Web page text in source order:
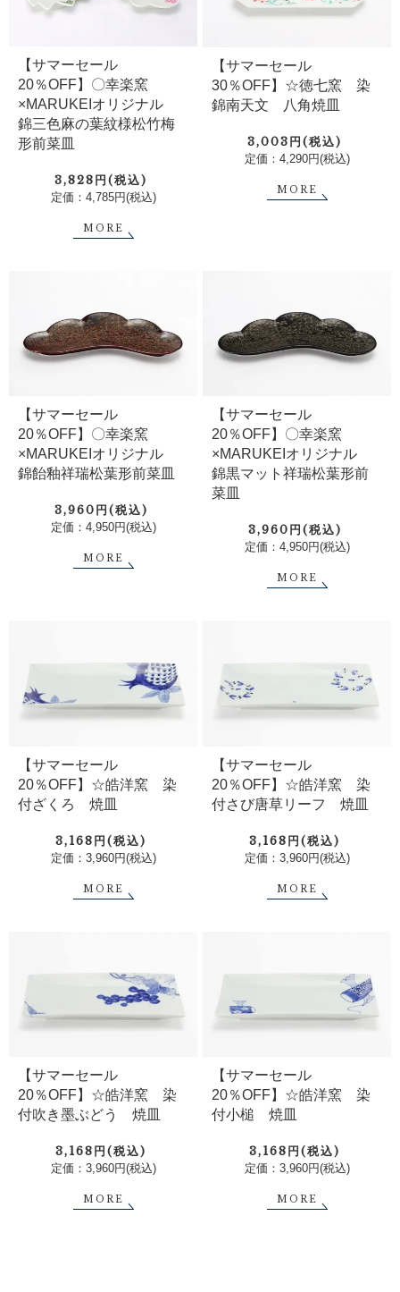
【サマーセール
20％OFF】〇幸楽窯
×MARUKEIオリジナル
錦三色麻の葉紋様松竹梅
形前菜皿
3,828円(税込)
定価：4,785円(税込)
MORE
【サマーセール
30％OFF】☆徳七窯 染
錦南天文 八角焼皿
3,003円(税込)
定価：4,290円(税込)
MORE
【サマーセール
20％OFF】〇幸楽窯
×MARUKEIオリジナル
錦飴釉祥瑞松葉形前菜皿
3,960円(税込)
定価：4,950円(税込)
MORE
【サマーセール
20％OFF】〇幸楽窯
×MARUKEIオリジナル
錦黒マット祥瑞松葉形前
菜皿
3,960円(税込)
定価：4,950円(税込)
MORE
【サマーセール
20％OFF】☆皓洋窯 染
付ざくろ 焼皿
3,168円(税込)
定価：3,960円(税込)
MORE
【サマーセール
20％OFF】☆皓洋窯 染
付さび唐草リーフ 焼皿
3,168円(税込)
定価：3,960円(税込)
MORE
【サマーセール
20％OFF】☆皓洋窯 染
付吹き墨ぶどう 焼皿
3,168円(税込)
定価：3,960円(税込)
MORE
【サマーセール
20％OFF】☆皓洋窯 染
付小槌 焼皿
3,168円(税込)
定価：3,960円(税込)
MORE